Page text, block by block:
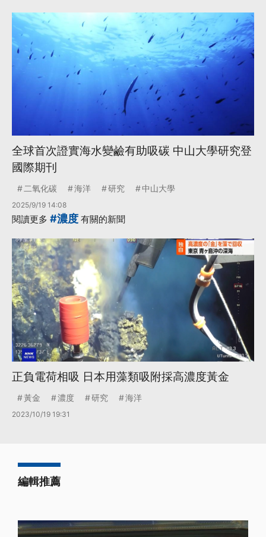
全球首次證實海水變鹼有助吸碳 中山大學研究登
國際期刊
二氧化碳 海洋 研究 中山大學
2025/9/19 14:08
閱讀更多 #濃度 有關的新聞
正負電荷相吸 日本用藻類吸附採高濃度黃金
黃金 濃度 研究 海洋
2023/10/19 19:31
編輯推薦